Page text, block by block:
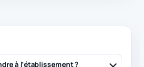
à l’établissement ?